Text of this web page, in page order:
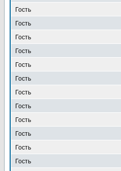
Гость
Гость
Гость
Гость
Гость
Гость
Гость
Гость
Гость
Гость
Гость
Гость